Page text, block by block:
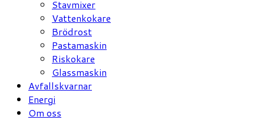
Stavmixer
Vattenkokare
Brödrost
Pastamaskin
Riskokare
Glassmaskin
Avfallskvarnar
Energi
Om oss